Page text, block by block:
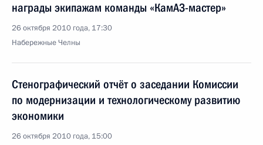
награды экипажам команды «КамАЗ-мастер»
26 октября 2010 года, 17:30
Набережные Челны
Стенографический отчёт о заседании Комиссии
по модернизации и технологическому развитию
экономики
26 октября 2010 года, 15:00